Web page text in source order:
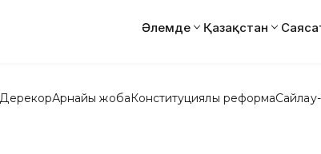
Әлемде Қазақстан
ДерекқорАрнайы жобаКонституциялық реформа